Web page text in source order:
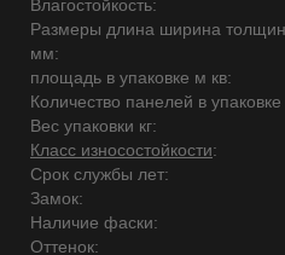
Влагостойкость:
Размеры длина ширина
мм:
площадь в упаковке м кв:
Количество панелей в
Вес упаковки кг:
Класс износостойкости:
Срок службы лет:
Замок:
Наличие фаски:
Оттенок: